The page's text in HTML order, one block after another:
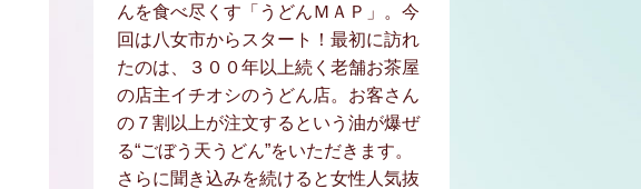
んを食べ尽くす「うどんＭＡＰ」。今
回は八女市からスタート！最初に訪れ
たのは、３００年以上続く老舗お茶屋
の店主イチオシのうどん店。お客さん
の７割以上が注文するという油が爆ぜ
る“ごぼう天うどん”をいただきます。
さらに聞き込みを続けると女性人気抜